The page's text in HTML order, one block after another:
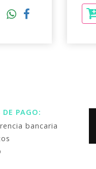
DE PAGO:
bancaria